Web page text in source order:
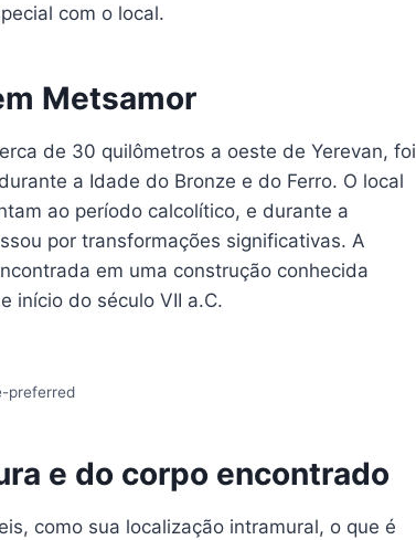
com o local.
Metsamor
de 30 quilômetros a oeste de Yerevan, foi
a Idade do Bronze e do Ferro. O local
ao período calcolítico, e durante a
por transformações significativas. A
em uma construção conhecida
início do século VII a.C.
preferred
e do corpo encontrado
como sua localização intramural, o que é